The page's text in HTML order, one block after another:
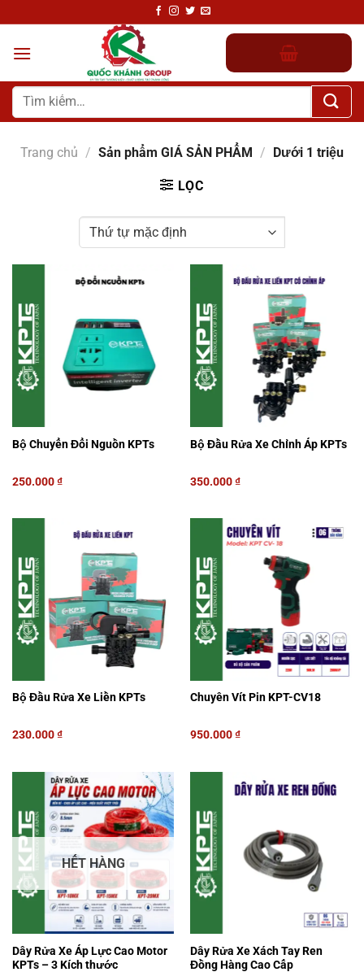
đến
nội
Tìm
kiếm:
Trang chủ / Sản phẩm GIÁ SẢN PHẨM / Dưới 1 triệu
LỌC
Bộ Chuyển Đổi Nguồn KPTs
250.000₫
Bộ Đầu Rửa Xe Chỉnh Áp KPTs
350.000₫
Bộ Đầu Rửa Xe Liền KPTs
230.000₫
Chuyên Vít Pin KPT-CV18
950.000₫
HẾT HÀNG
Dây Rửa Xe Áp Lực Cao Motor
KPTs – 3 Kích thước
Dây Rửa Xe Xách Tay Ren
Đồng Hàng Cao Cấp